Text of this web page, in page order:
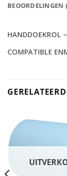
BEOORDELINGEN
HANDDOEKROL
COMPATIBLE